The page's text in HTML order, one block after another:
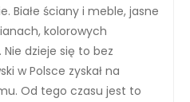
Białe ściany i meble, jasne
kolorowych
dzieje się to bez
w Polsce zyskał na
Od tego czasu jest to